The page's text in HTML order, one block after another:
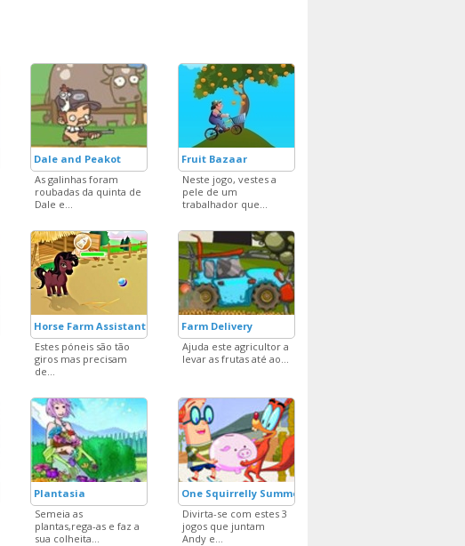
Dale and Peakot
As galinhas foram
roubadas da quinta de
Dale e...
Fruit Bazaar
Neste jogo, vestes a
pele de um
trabalhador que...
Horse Farm Assistant
Estes póneis são tão
giros mas precisam
de...
Farm Delivery
Ajuda este agricultor a
levar as frutas até ao...
Plantasia
Semeia as
plantas,rega-as e faz a
sua colheita...
One Squirrelly Summer
Divirta-se com estes 3
jogos que juntam
Andy e...